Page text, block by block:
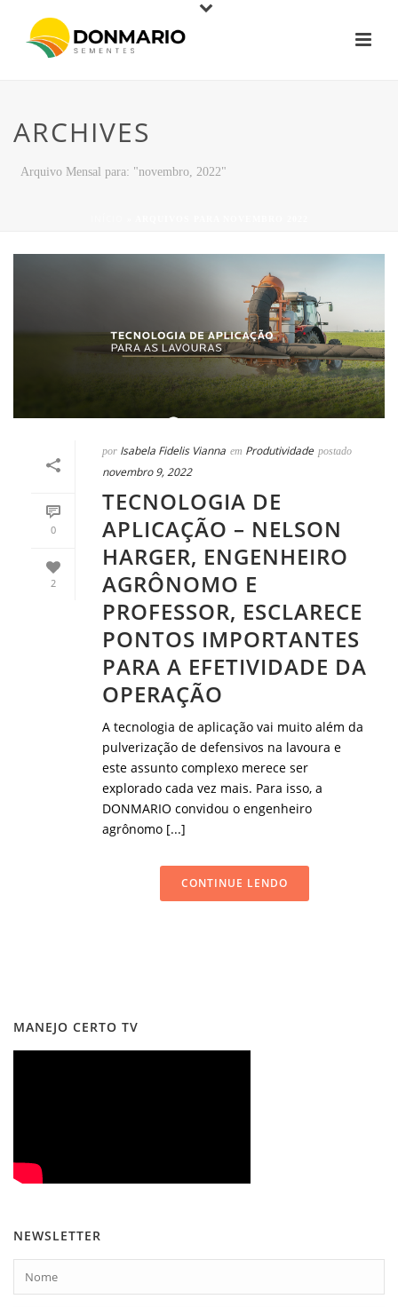
ARCHIVES
Arquivo Mensal para: "novembro, 2022"
0
2
por Isabela Fidelis Vianna em Produtividade postado
novembro 9, 2022
TECNOLOGIA DE
APLICAÇÃO – NELSON
HARGER, ENGENHEIRO
AGRÔNOMO E
PROFESSOR, ESCLARECE
PONTOS IMPORTANTES
PARA A EFETIVIDADE DA
OPERAÇÃO
A tecnologia de aplicação vai muito além da
pulverização de defensivos na lavoura e
este assunto complexo merece ser
explorado cada vez mais. Para isso, a
DONMARIO convidou o engenheiro
agrônomo [...]
CONTINUE LENDO
MANEJO CERTO TV
NEWSLETTER